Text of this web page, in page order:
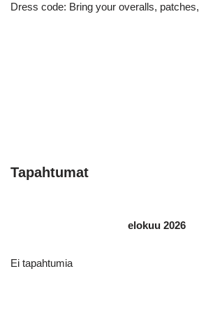
Dress code: Bring your overalls,
Tapahtumat
elokuu 2026
Ei tapahtumia